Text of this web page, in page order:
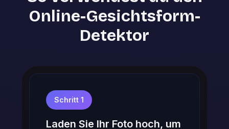
Online-Gesichtsform-
Detektor
Schritt 1
Laden Sie Ihr Foto hoch, um